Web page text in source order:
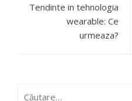
Tendinte in tehnologia
wearable: Ce
urmeaza?